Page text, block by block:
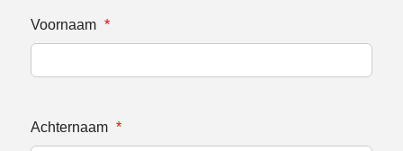
Voornaam *
Achternaam *